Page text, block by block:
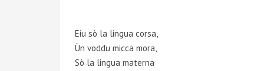
Eiu sò la lingua corsa,
Ùn voddu micca mora,
Sò la lingua materna